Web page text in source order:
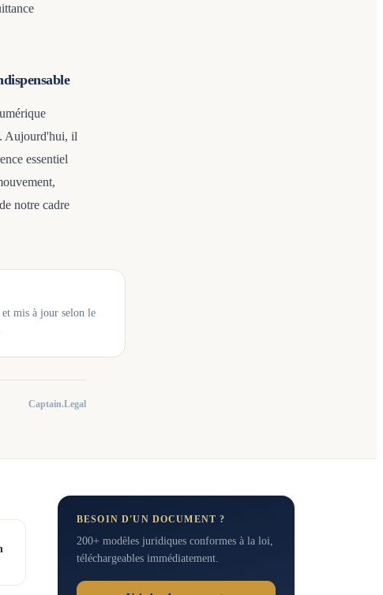
Aujourd'hui, il
essentiel
notre cadre
mis à jour selon le
Captain.Legal
BESOIN D'UN DOCUMENT ?
200+ modèles juridiques conformes à la loi,
téléchargeables immédiatement.